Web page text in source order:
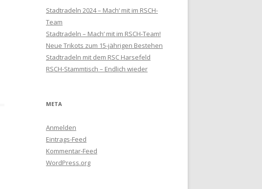
Stadtradeln 2024 – Mach‘ mit im RSCH-
Team
Stadtradeln – Mach‘ mit im RSCH-Team!
Neue Trikots zum 15-jährigen Bestehen
Stadtradeln mit dem RSC Harsefeld
RSCH-Stammtisch – Endlich wieder
META
Anmelden
Eintrags-Feed
Kommentar-Feed
WordPress.org